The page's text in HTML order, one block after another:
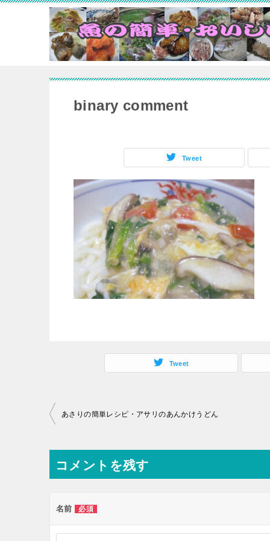
binary comment
Tweet
Tweet
投
ナ
ビ
ー
あさりの簡単レシピ・アサリのあんかけうどん
コメントを残す
名前 必須